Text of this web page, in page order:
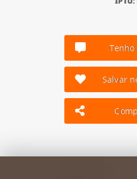
Salvar